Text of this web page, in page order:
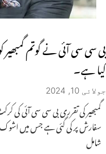
بی سی سی آئی نے گوتم گمبھیر
کیا ہے۔
جولائی 10, 2024
گمبھیر کی تقرری بی سی سی آئی کی
سفارش پر کی گئی ہے جس میں اشوک
شامل